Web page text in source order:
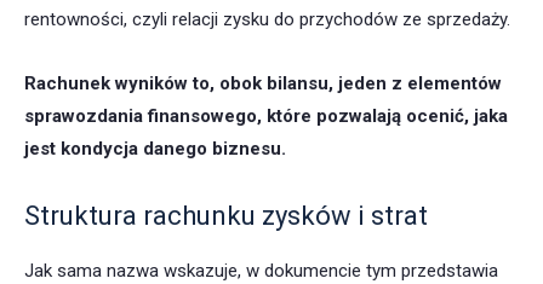
rentowności, czyli relacji zysku do przychodów ze sprzedaży.
Rachunek wyników to, obok bilansu, jeden z elementów
sprawozdania finansowego, które pozwalają ocenić, jaka
jest kondycja danego biznesu.
Struktura rachunku zysków i strat
Jak sama nazwa wskazuje, w dokumencie tym przedstawia